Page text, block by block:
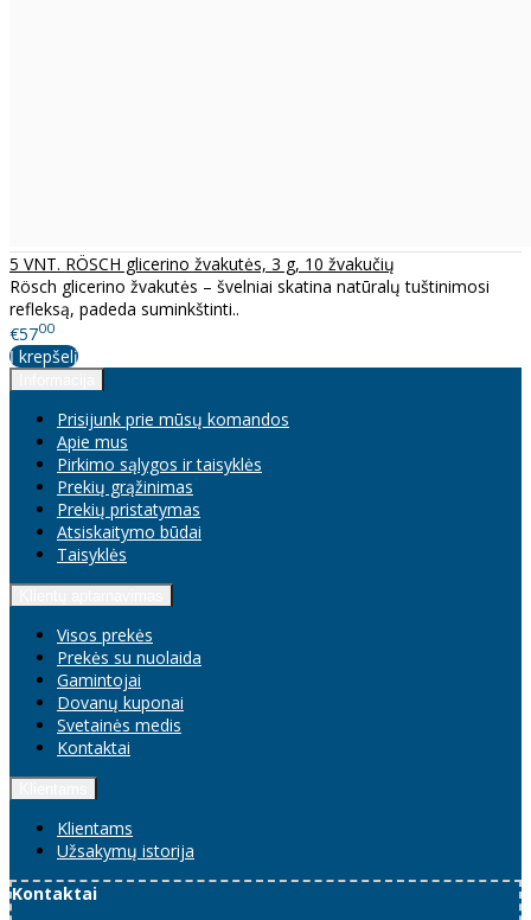
5 VNT. RÖSCH glicerino žvakutės, 3 g, 10 žvakučių
Rösch glicerino žvakutės – švelniai skatina natūralų tuštinimosi
refleksą, padeda suminkštinti..
€5700
Į krepšelį
Prisijunk prie mūsų komandos
Apie mus
Pirkimo sąlygos ir taisyklės
Prekių grąžinimas
Prekių pristatymas
Atsiskaitymo būdai
Taisyklės
Visos prekės
Prekės su nuolaida
Gamintojai
Dovanų kuponai
Svetainės medis
Kontaktai
Klientams
Užsakymų istorija
Kontaktai